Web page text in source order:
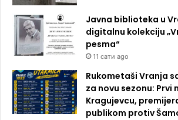
Javna biblioteka u
digitalnu kolekciju
pesma“
11 сати ago
Rukometaši Vranja
za novu sezonu: Prvi
Kragujevcu,
publikom protiv